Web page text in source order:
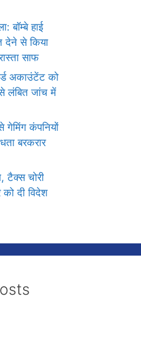
बॉम्बे हाई
देने से किया
साफ
अकाउंटेंट को
लंबित जांच में
कंपनियों
बरकरार
टैक्स चोरी
दी विदेश